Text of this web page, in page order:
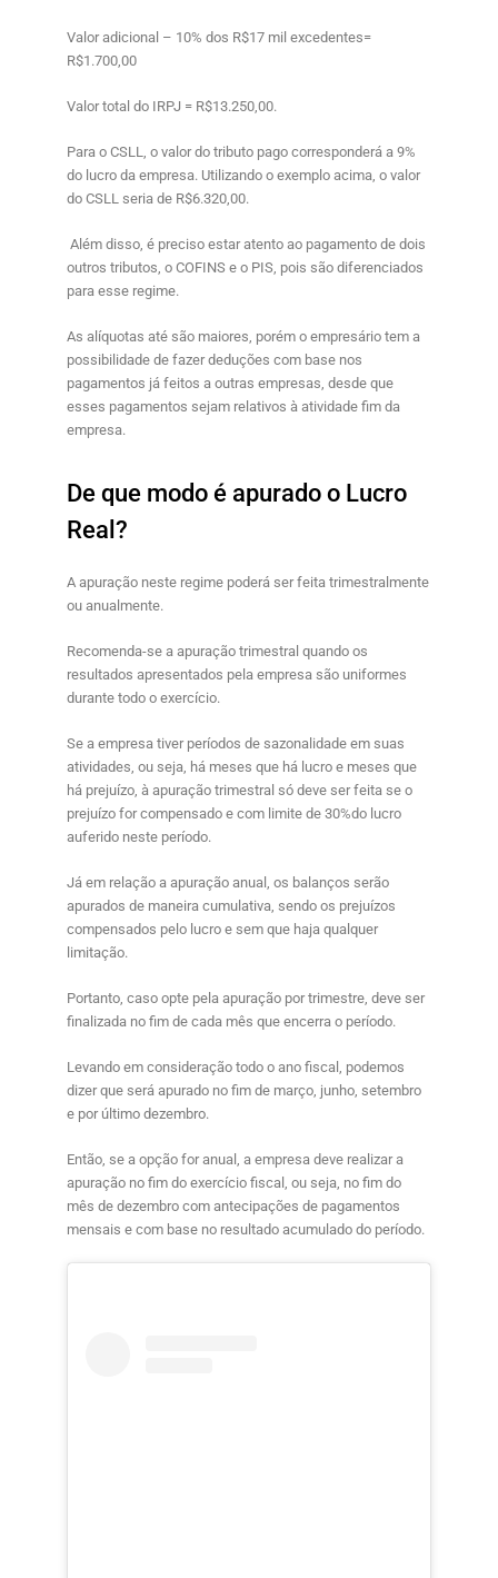
Valor adicional – 10% dos R$17 mil excedentes=
R$1.700,00
Valor total do IRPJ = R$13.250,00.
Para o CSLL, o valor do tributo pago corresponderá a 9%
do lucro da empresa. Utilizando o exemplo acima, o valor
do CSLL seria de R$6.320,00.
Além disso, é preciso estar atento ao pagamento de dois
outros tributos, o COFINS e o PIS, pois são diferenciados
para esse regime.
As alíquotas até são maiores, porém o empresário tem a
possibilidade de fazer deduções com base nos
pagamentos já feitos a outras empresas, desde que
esses pagamentos sejam relativos à atividade fim da
empresa.
De que modo é apurado o Lucro
Real?
A apuração neste regime poderá ser feita trimestralmente
ou anualmente.
Recomenda-se a apuração trimestral quando os
resultados apresentados pela empresa são uniformes
durante todo o exercício.
Se a empresa tiver períodos de sazonalidade em suas
atividades, ou seja, há meses que há lucro e meses que
há prejuízo, à apuração trimestral só deve ser feita se o
prejuízo for compensado e com limite de 30%do lucro
auferido neste período.
Já em relação a apuração anual, os balanços serão
apurados de maneira cumulativa, sendo os prejuízos
compensados pelo lucro e sem que haja qualquer
limitação.
Portanto, caso opte pela apuração por trimestre, deve ser
finalizada no fim de cada mês que encerra o período.
Levando em consideração todo o ano fiscal, podemos
dizer que será apurado no fim de março, junho, setembro
e por último dezembro.
Então, se a opção for anual, a empresa deve realizar a
apuração no fim do exercício fiscal, ou seja, no fim do
mês de dezembro com antecipações de pagamentos
mensais e com base no resultado acumulado do período.